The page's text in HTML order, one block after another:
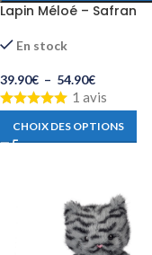
Lapin Méloé – Safran
En stock
39.90€ – 54.90€
1 avis
CHOIX DES OPTIONS